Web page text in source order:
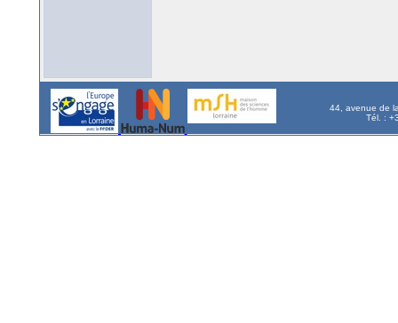
44, avenue de
Tél. :